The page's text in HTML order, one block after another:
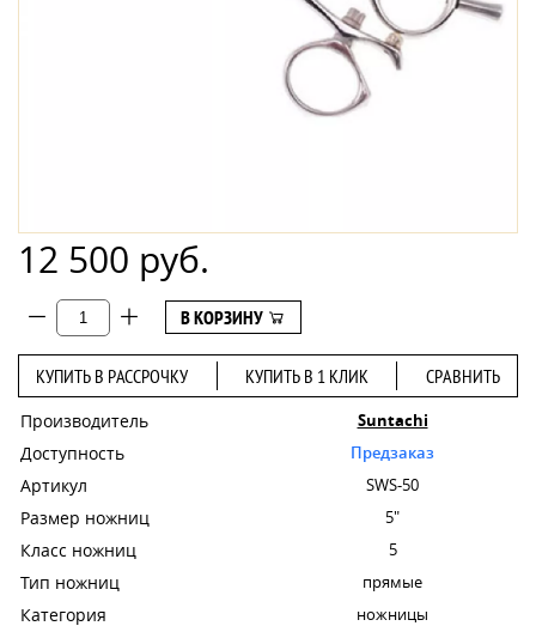
12 500 руб.
В КОРЗИНУ
КУПИТЬ В РАССРОЧКУ КУПИТЬ В 1 КЛИК СРАВНИТЬ
Производитель Suntachi
Доступность Предзаказ
Артикул SWS-50
Размер ножниц 5"
Класс ножниц 5
Тип ножниц прямые
Категория ножницы